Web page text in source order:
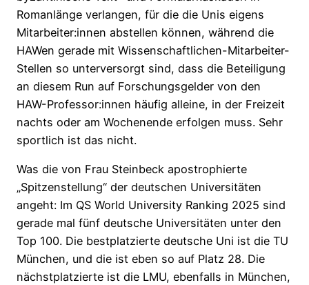
Romanlänge verlangen, für die die Unis eigens
Mitarbeiter:innen abstellen können, während die
HAWen gerade mit Wissenschaftlichen-Mitarbeiter-
Stellen so unterversorgt sind, dass die Beteiligung
an diesem Run auf Forschungsgelder von den
HAW-Professor:innen häufig alleine, in der Freizeit
nachts oder am Wochenende erfolgen muss. Sehr
sportlich ist das nicht.
Was die von Frau Steinbeck apostrophierte
„Spitzenstellung“ der deutschen Universitäten
angeht: Im QS World University Ranking 2025 sind
gerade mal fünf deutsche Universitäten unter den
Top 100. Die bestplatzierte deutsche Uni ist die TU
München, und die ist eben so auf Platz 28. Die
nächstplatzierte ist die LMU, ebenfalls in München,